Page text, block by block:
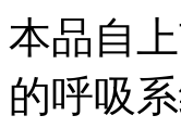
本品自上
的呼吸